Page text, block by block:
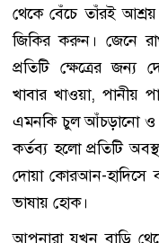
থেকে বেঁচে তাঁরই
জিকির করুন। জেনে
প্রতিটি ক্ষেত্রের জন্য
খাবার খাওয়া, পানীয়
এমনকি চুল আঁচড়ানো ও
কর্তব্য হলো প্রতিটি
দোয়া কোরআন-হাদিসে
ভাষায় হোক।
আপনারা যখন বাড়ি